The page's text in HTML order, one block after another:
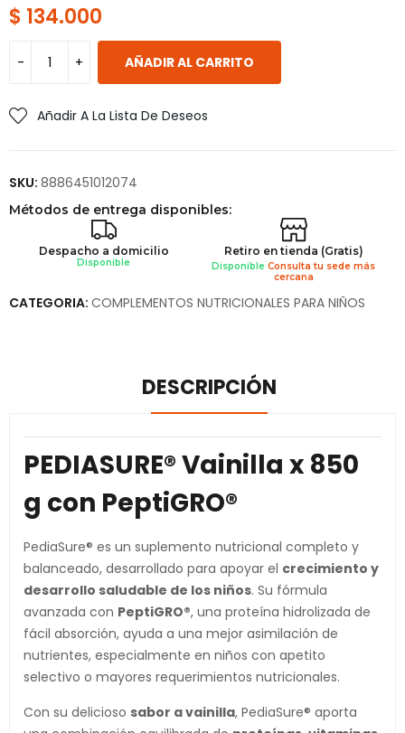
$ 134.000
AÑADIR AL CARRITO
Añadir A La Lista De Deseos
SKU: 8886451012074
Métodos de entrega disponibles:
Despacho a domicilio
Disponible
Retiro en tienda (Gratis)
DisponibleConsulta tu sede más
cercana
CATEGORIA: COMPLEMENTOS NUTRICIONALES PARA NIÑOS
DESCRIPCIÓN
PEDIASURE® Vainilla x 850
g con PeptiGRO®
PediaSure® es un suplemento nutricional completo y
balanceado, desarrollado para apoyar el crecimiento y
desarrollo saludable de los niños. Su fórmula
avanzada con PeptiGRO®, una proteína hidrolizada de
fácil absorción, ayuda a una mejor asimilación de
nutrientes, especialmente en niños con apetito
selectivo o mayores requerimientos nutricionales.
Con su delicioso sabor a vainilla, PediaSure® aporta